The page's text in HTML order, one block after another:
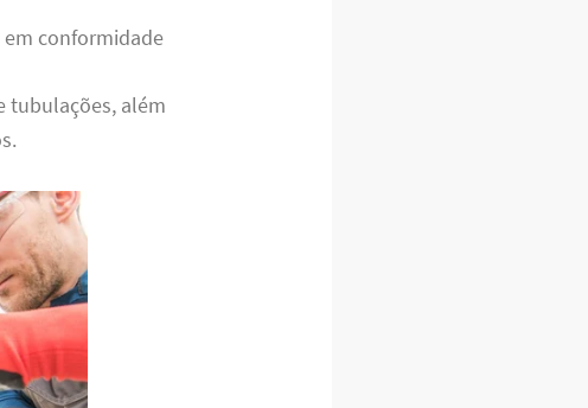
em conformidade
tubulações, além